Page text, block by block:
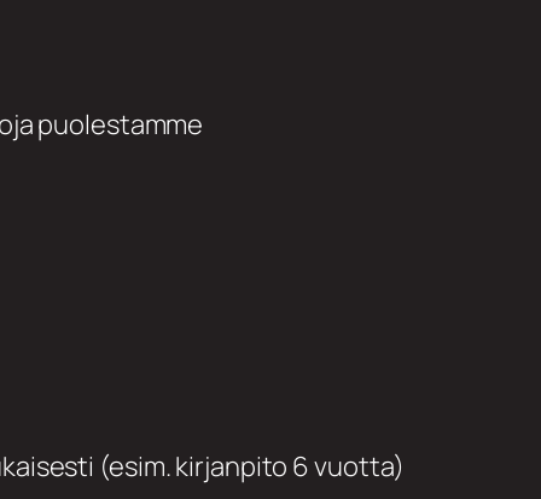
puolestamme
(esim. kirjanpito 6 vuotta)